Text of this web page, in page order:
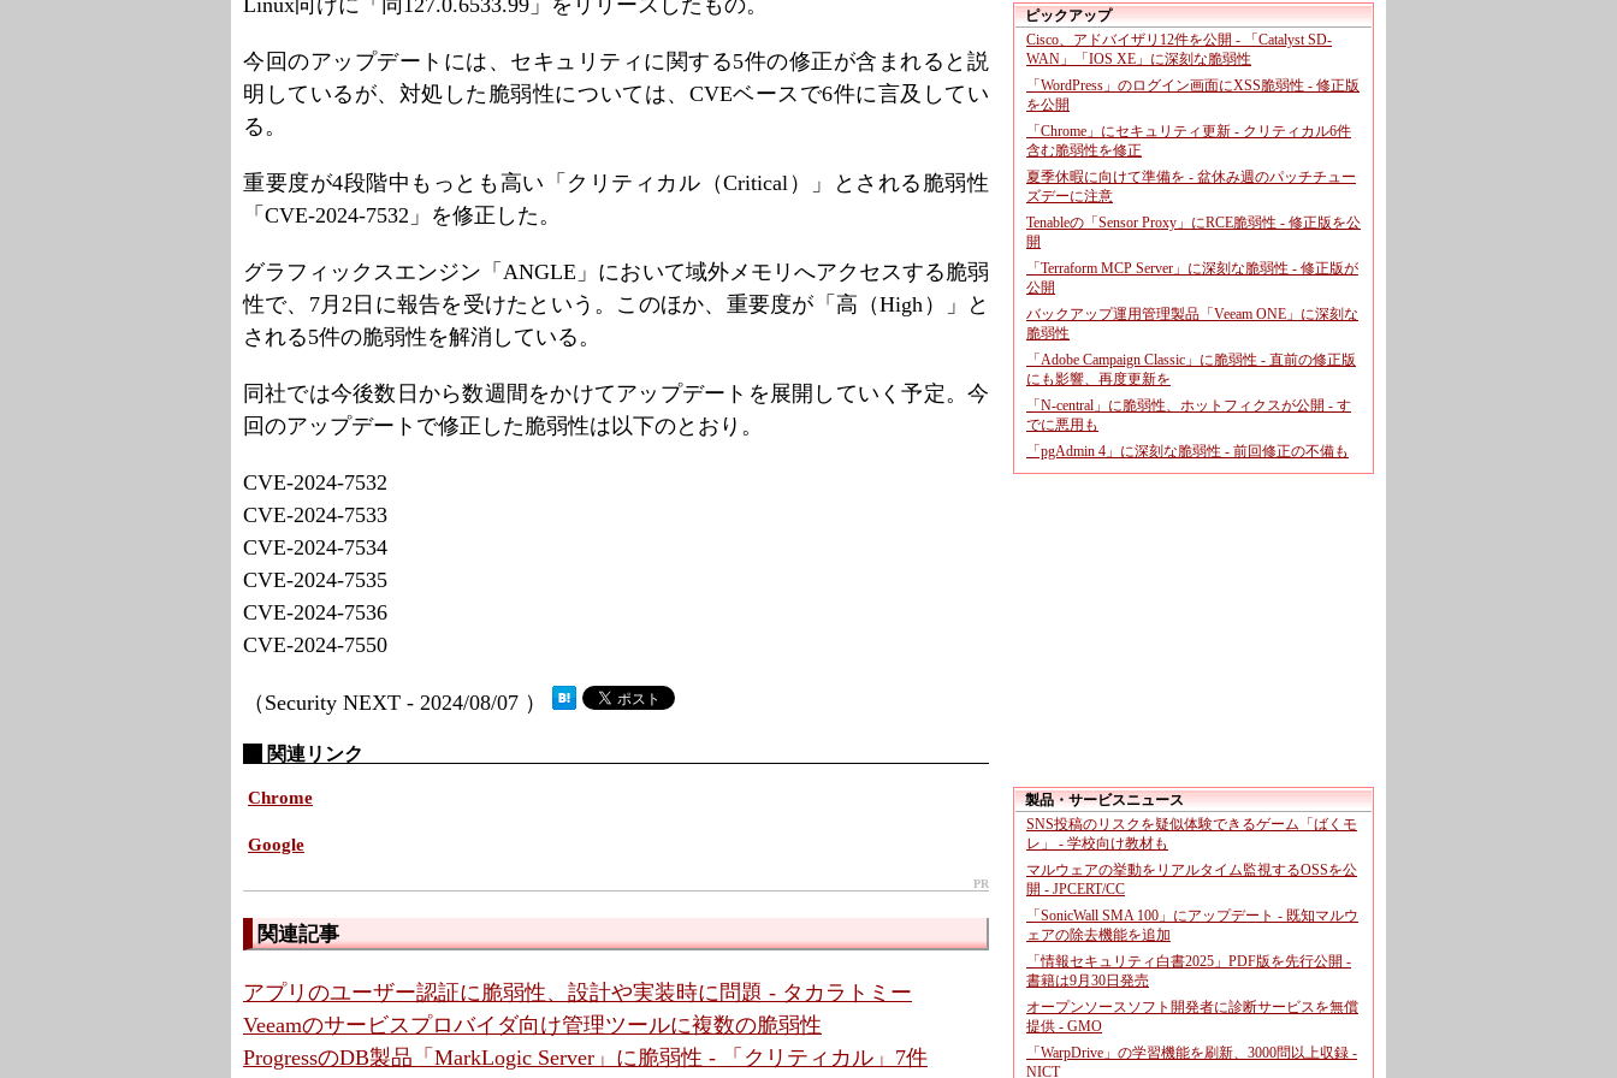
Linux向けに「同127.0.6533.99」をリリースしたもの。
今回のアップデートには、セキュリティに関する5件の修正が含まれると説
明しているが、対処した脆弱性については、CVEベースで6件に言及してい
る。
重要度が4段階中もっとも高い「クリティカル（Critical）」とされる脆弱性
「CVE-2024-7532」を修正した。
グラフィックスエンジン「ANGLE」において域外メモリへアクセスする脆弱
性で、7月2日に報告を受けたという。このほか、重要度が「高（High）」と
される5件の脆弱性を解消している。
同社では今後数日から数週間をかけてアップデートを展開していく予定。今
回のアップデートで修正した脆弱性は以下のとおり。
CVE-2024-7532
CVE-2024-7533
CVE-2024-7534
CVE-2024-7535
CVE-2024-7536
CVE-2024-7550
（Security NEXT - 2024/08/07 ）
関連リンク
Chrome
Google
PR
関連記事
アプリのユーザー認証に脆弱性、設計や実装時に問題 - タカラトミー
Veeamのサービスプロバイダ向け管理ツールに複数の脆弱性
ProgressのDB製品「MarkLogic Server」に脆弱性 - 「クリティカル」7件
ピックアップ
Cisco、アドバイザリ12件を公開 - 「Catalyst SD-
WAN」「IOS XE」に深刻な脆弱性
「WordPress」のログイン画面にXSS脆弱性 - 修正版
を公開
「Chrome」にセキュリティ更新 - クリティカル6件
含む脆弱性を修正
夏季休暇に向けて準備を - 盆休み週のパッチチュー
ズデーに注意
Tenableの「Sensor Proxy」にRCE脆弱性 - 修正版を公
開
「Terraform MCP Server」に深刻な脆弱性 - 修正版が
公開
バックアップ運用管理製品「Veeam ONE」に深刻な
脆弱性
「Adobe Campaign Classic」に脆弱性 - 直前の修正版
にも影響、再度更新を
「N-central」に脆弱性、ホットフィクスが公開 - す
でに悪用も
「pgAdmin 4」に深刻な脆弱性 - 前回修正の不備も
製品・サービスニュース
SNS投稿のリスクを疑似体験できるゲーム「ばくモ
レ」 - 学校向け教材も
マルウェアの挙動をリアルタイム監視するOSSを公
開 - JPCERT/CC
「SonicWall SMA 100」にアップデート - 既知マルウ
ェアの除去機能を追加
「情報セキュリティ白書2025」PDF版を先行公開 -
書籍は9月30日発売
オープンソースソフト開発者に診断サービスを無償
提供 - GMO
「WarpDrive」の学習機能を刷新、3000問以上収録 -
NICT